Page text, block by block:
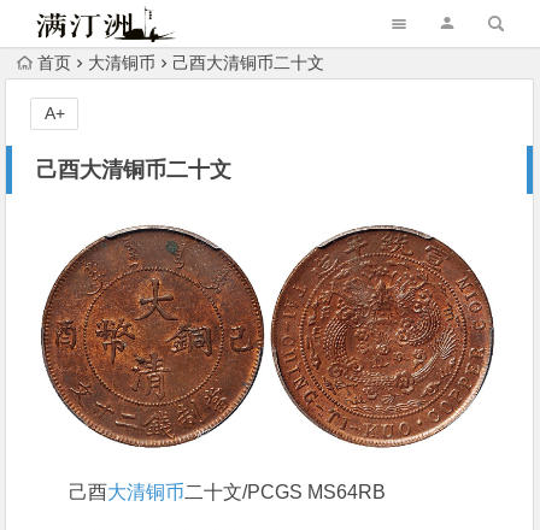
首页 大清铜币 己酉大清铜币二十文
己酉大清铜币二十文
A+
己酉大清铜币二十文/PCGS MS64RB